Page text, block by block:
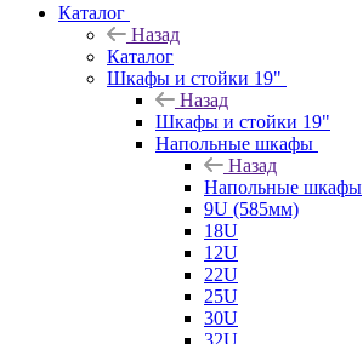
Каталог
Назад
Каталог
Шкафы и стойки 19"
Назад
Шкафы и стойки 19"
Напольные шкафы
Назад
Напольные шкафы
9U (585мм)
18U
12U
22U
25U
30U
32U